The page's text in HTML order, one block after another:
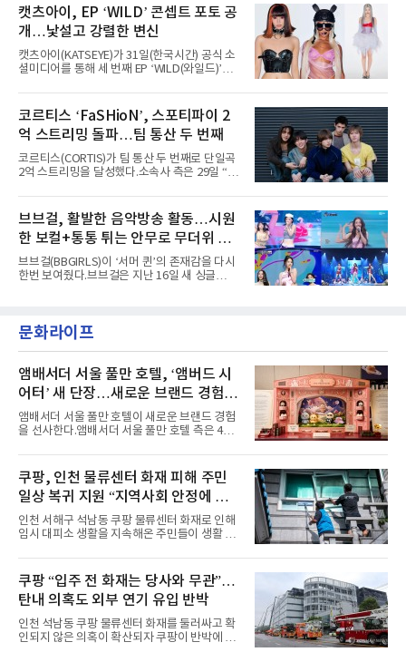
코르티스 등 K팝 스타들이 출연진 명단에 이름
을 올렸다.이날 에스파는
공연 무대에 오르며 실전 경험을 쌓아왔다.이들
은 소속사 패밀리 콘서트를 비롯해 '뷰티풀 민트
라이프 2025', '2025 부산국제록페스티벌' 등 대
형 무대에 잇달아 출연해 당찬 에너지와 풋풋한
매력으로 음악팬들의 눈도장을 찍었다.이후
AxMxP는 '카운트다운 판타지 2025-2026',
정적인 실력을 입증했고, 올해 '2026 어썸뮤직
페스티벌', '뷰티풀 민트 라이프 2026', '2026
캣츠아이, EP ‘WILD’ 콘셉트 포토 공
개…낯설고 강렬한 변신
캣츠아이(KATSEYE)가 31일(한국시간) 공식 소
셜미디어를 통해 세 번째 EP ‘WILD(와일드)’의
heart(와일드 하트)’라는 제목이 붙은 콘셉트 포
토에는 멤버들의 본능적이고 야성적인 면모가
강렬하게 담겼다. 짙은 아이섀도와 푸른빛·금빛·
붉은빛의 컬러 렌즈가 비현실적인 분위기를 자
아내고, 여러 원색이 불규칙하게 뒤섞인 멀티컬
러 헤어와 과감한 블루·블랙 립 메이크업이 낯설
고도 매혹적인 비주얼을 완성했다.스타일링 역
엣을 거침없이 결합했다. 멤버들은 각기 다른 개
성을 살린 스타일링을 선
코르티스 ‘FaSHioN’, 스포티파이 2
억 스트리밍 돌파…팀 통산 두 번째
코르티스(CORTIS)가 팀 통산 두 번째로 단일곡
2억 스트리밍을 달성했다.소속사 측은 29일 “코
벌 오디오·음원 스트리밍 플랫폼 스포티파이에
서 27일 자로 누적 재생 수 2억 회를 돌파했
다”고 밝혔다.곡이 발표된 지 약 10개월 만이다.
팀의 첫 번째 2억 스트리밍 곡은 동일 음반에 수
록된 ‘GO!’다. 이 노래는 공개 약 9개월 만인 지
난달 26일 자에 2억 고지를 밟았다. 이는 최근 5
년 내 데뷔한 보이그룹의 곡 중 최단기 2억 달성
했다. “내 티, 5 bucks 바지는, 만원” 등 멤버들
의 라이프 스타일
브브걸, 활발한 음악방송 활동…시원
한 보컬+통통 튀는 안무로 무더위 사
냥
브브걸(BBGIRLS)이 ‘서머 퀸’의 존재감을 다시
한번 보여줬다.브브걸은 지난 16일 새 싱글
MBC '쇼! 음악중심', SBS '인기가요' 등 주요 음
악방송 무대에 올라 화려한 퍼포먼스를 펼쳤다.
력을 앞세워 매 무대 색다른 볼거리를 선사했다.
특히 화사한 파스텔 톤의 비치웨어부터 청량한
마린룩, 햇살 아래 반짝이는 물결을 연상시키는
스커트, 강렬한 붉은 계열의 스타일링까지 각기
다른 매력을 선보였다. 브브걸은 다채로운 여름
패션을 완벽하게 소화하며 보
문화라이프
앰배서더 서울 풀만 호텔, ‘앰버드 시
어터’ 새 단장…새로운 브랜드 경험 선
사
앰배서더 서울 풀만 호텔이 새로운 브랜드 경험
을 선사한다.앰배서더 서울 풀만 호텔 측은 4일
이야기를 담은 인형 극장 콘셉트의 공간 ‘앰버드
시어터(Ambird Theater)’를 새롭게 선보인
다”고 밝혔다.앰배서더 서울 풀만 호텔은 로비
한편에 마련된 앰버드 존을 통해 앰버드의 세계
관을 소개해왔다. 앰버드 존은 앰버드가 우주여
행 중 수집한 다양한 굿즈를 전시한 '앰버드 플래
닛(Ambird Planet)과 계절별 플라워 연출로 사
라 극장을 모티브로 한 데코레이션으로 구성됐
다. 무대 공간 및 티켓 박스
쿠팡, 인천 물류센터 화재 피해 주민
일상 복귀 지원 “지역사회 안정에 총
력”
인천 서해구 석남동 쿠팡 물류센터 화재로 인해
임시 대피소 생활을 지속해온 주민들이 생활 터
필먼트서비스(CFS)가 지난 28일부터 화재 피해
주민을 대상으로 전문 출장 청소서비스 지원에
나섬으로써 본격적인 지역사회 복구 작업이 시
작된 것이다.대피소 주민 중심 청소 접수, 첫날
부터 2가구 지원 완료CFS는 신현초등학교, 신
현북초등학교, 신현여자중학교 등 인천 서해구
관내 임시 대피소 3곳에서 체류해온 화재 피해
쿠팡 “입주 전 화재는 당사와 무관”…
탄내 의혹도 외부 연기 유입 반박
인천 석남동 쿠팡 물류센터 화재를 둘러싸고 확
인되지 않은 의혹이 확산되자 쿠팡이 반박에 나